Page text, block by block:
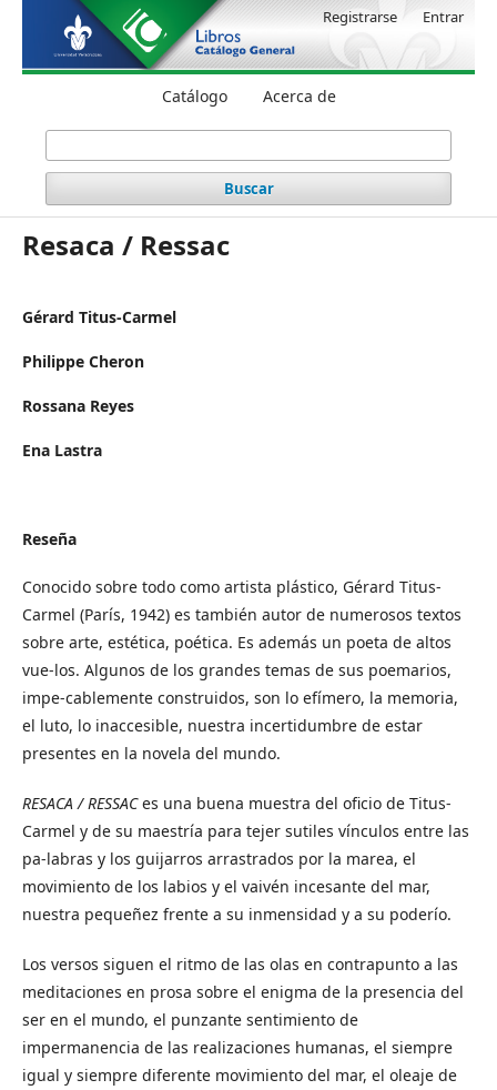
Catálogo Acerca de
Buscar
Registrarse Entrar
Resaca / Ressac
Gérard Titus-Carmel
Philippe Cheron
Rossana Reyes
Ena Lastra
Reseña
Conocido sobre todo como artista plástico, Gérard Titus-
Carmel (París, 1942) es también autor de numerosos textos
sobre arte, estética, poética. Es además un poeta de altos
vue-los. Algunos de los grandes temas de sus poemarios,
impe-cablemente construidos, son lo efímero, la memoria,
el luto, lo inaccesible, nuestra incertidumbre de estar
presentes en la novela del mundo.
RESACA / RESSACes una buena muestra del oficio de Titus-
Carmel y de su maestría para tejer sutiles vínculos entre las
pa-labras y los guijarros arrastrados por la marea, el
movimiento de los labios y el vaivén incesante del mar,
nuestra pequeñez frente a su inmensidad y a su poderío.
Los versos siguen el ritmo de las olas en contrapunto a las
meditaciones en prosa sobre el enigma de la presencia del
ser en el mundo, el punzante sentimiento de
impermanencia de las realizaciones humanas, el siempre
igual y siempre diferente movimiento del mar, el oleaje de